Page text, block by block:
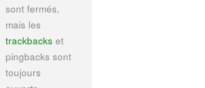
sont fermés,
mais les
trackbacks et
pingbacks sont
toujours